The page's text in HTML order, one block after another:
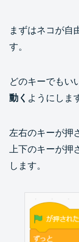
まずはネコが自
す。
どのキーでもい
動く ようにしま
左右のキーが押
上下のキーが押
します。